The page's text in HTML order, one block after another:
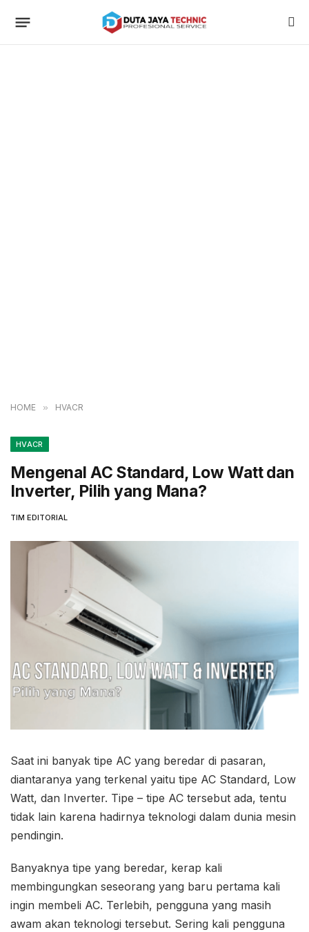
HOME » HVACR
HVACR
Mengenal AC Standard, Low Watt dan
Inverter, Pilih yang Mana?
TIM EDITORIAL
Saat ini banyak tipe AC yang beredar di pasaran,
diantaranya yang terkenal yaitu tipe AC Standard, Low
Watt, dan Inverter. Tipe – tipe AC tersebut ada, tentu
tidak lain karena hadirnya teknologi dalam dunia mesin
pendingin.
Banyaknya tipe yang beredar, kerap kali
membingungkan seseorang yang baru pertama kali
ingin membeli AC. Terlebih, pengguna yang masih
awam akan teknologi tersebut. Sering kali pengguna